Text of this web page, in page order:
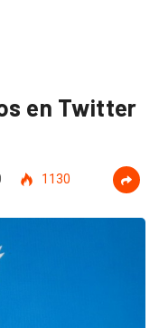
en Twitter
1130